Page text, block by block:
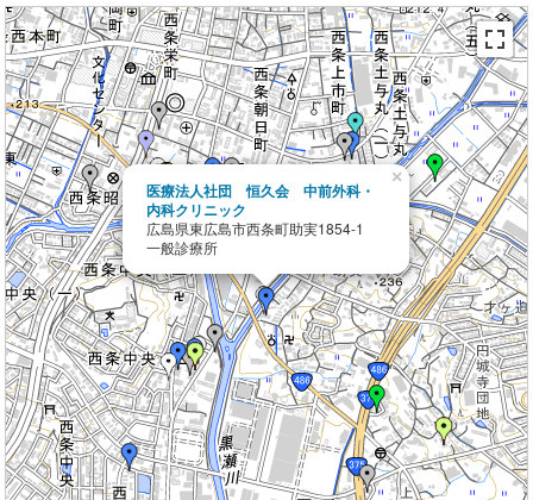
医療法人社団 恒久会 中前外科・
内科クリニック
広島県東広島市西条町助実1854-1
一般診療所
×